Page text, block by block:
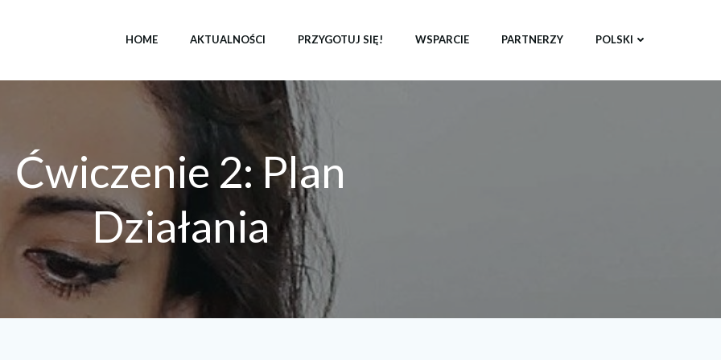
HOME AKTUALNOŚCI PRZYGOTUJ SIĘ! WSPARCIE PARTNERZY POLSKI
Ćwiczenie 2: Plan
Działania